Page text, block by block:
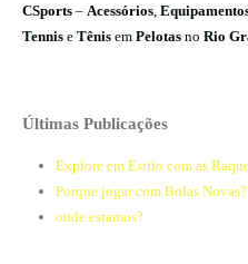
CSports – Acessórios
Tennis e Tênis em Pelotas no Rio
Últimas Publicações
Explore em Estilo com as
Porque jogar com Bolas Novas?
onde estamos?